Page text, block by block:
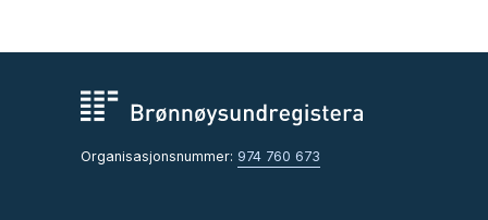
Organisasjonsnummer: 974 760 673